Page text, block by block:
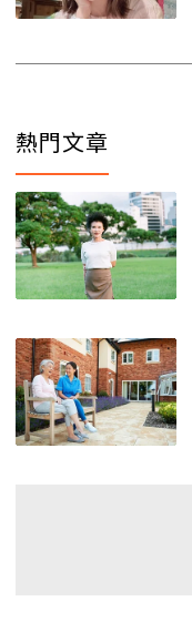
熱門文章